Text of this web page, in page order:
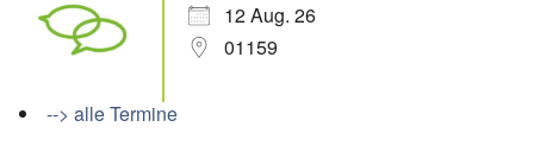
12 Aug. 26
01159
--> alle Termine